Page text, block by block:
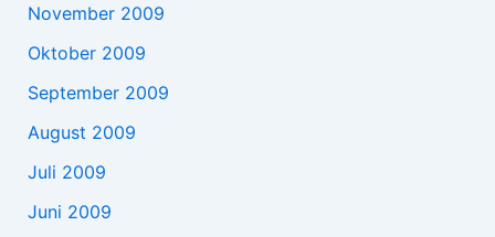
November 2009
Oktober 2009
September 2009
August 2009
Juli 2009
Juni 2009